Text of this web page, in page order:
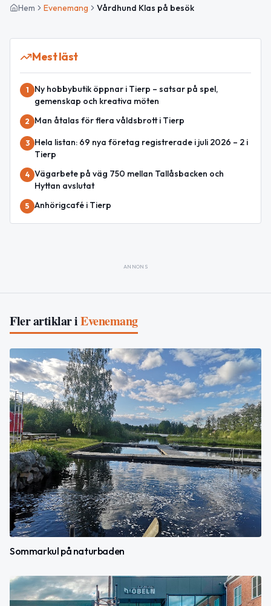
Hem Evenemang Vårdhund Klas på besök
Mest läst
1
Ny hobbybutik öppnar i Tierp – satsar på spel,
gemenskap och kreativa möten
2 Man åtalas för flera våldsbrott i Tierp
3
Hela listan: 69 nya företag registrerade i juli 2026 – 2 i
Tierp
4 Vägarbete på väg 750 mellan Tallåsbacken och
Hyttan avslutat
5 Anhörigcafé i Tierp
ANNONS
Fler artiklar iEvenemang
Sommarkul på naturbaden